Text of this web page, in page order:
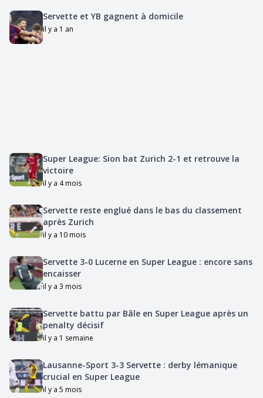
Servette et YB gagnent à domicile
il y a 1 an
Super League: Sion bat Zurich 2-1 et retrouve la
victoire
il y a 4 mois
Servette reste englué dans le bas du classement
après Zurich
il y a 10 mois
Servette 3-0 Lucerne en Super League : encore sans
encaisser
il y a 3 mois
Servette battu par Bâle en Super League après un
penalty décisif
il y a 1 semaine
Lausanne-Sport 3-3 Servette : derby lémanique
crucial en Super League
il y a 5 mois